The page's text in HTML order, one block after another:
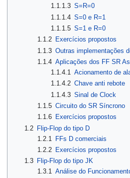
1.1.1.3 S=R=0
1.1.1.4 S=0 e R=1
1.1.1.5 S=1 e R=0
1.1.2 Exercícios propostos
1.1.3 Outras implementações
1.1.4 Aplicações dos FF SR
1.1.4.1
Acionamento de
1.1.4.2 Chave anti rebote
1.1.4.3 Sinal de Clock
1.1.5 Circuito do SR Síncrono
1.1.6 Exercícios propostos
1.2 Flip-Flop do tipo D
1.2.1
FFs D comerciais
1.2.2 Exercícios propostos
1.3
Flip-Flop do tipo JK
1.3.1 Análise do